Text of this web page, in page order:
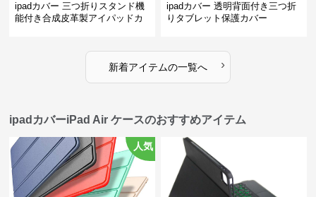
ipadカバー 三つ折りスタンド機
能付き合成皮革製アイパッドカ
ipadカバー 透明背面付き三つ折
りタブレット保護カバー
新着アイテムの一覧へ ›
ipadカバーiPad Air ケースのおすすめアイテム
人気